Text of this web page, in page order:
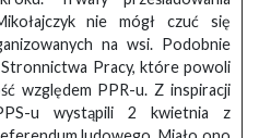
nie mógł czuć się
na wsi. Podobnie
Stronnictwa Pracy, które powoli
względem PPR-u. Z inspiracji
u wystąpili 2 kwietnia z